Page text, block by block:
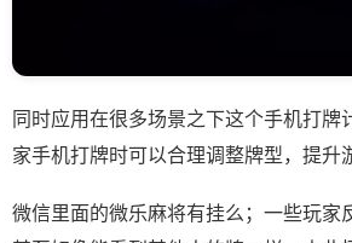
同时应用在很多场景之下这个手机打
家手机打牌时可以合理调整牌型，提升
微信里面的微乐麻将有挂么；一些玩家